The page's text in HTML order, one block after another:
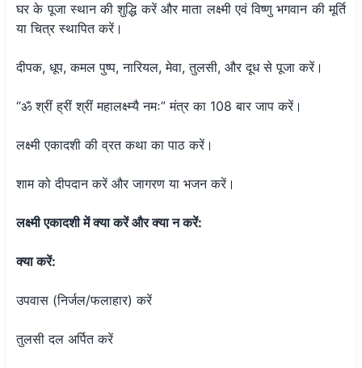
घर के पूजा स्थान की शुद्धि करें और माता लक्ष्मी एवं विष्णु भगवान की मूर्ति
या चित्र स्थापित करें।
दीपक, धूप, कमल पुष्प, नारियल, मेवा, तुलसी, और दूध से पूजा करें।
“ॐ श्रीं ह्रीं श्रीं महालक्ष्म्यै नमः” मंत्र का 108 बार जाप करें।
लक्ष्मी एकादशी की व्रत कथा का पाठ करें।
शाम को दीपदान करें और जागरण या भजन करें।
लक्ष्मी एकादशी में क्या करें और क्या न करें:
क्या करें:
उपवास (निर्जल/फलाहार) करें
तुलसी दल अर्पित करें